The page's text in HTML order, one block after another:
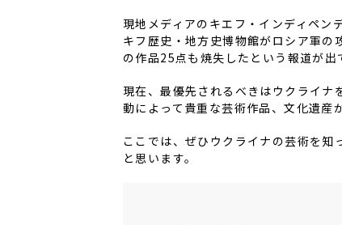
現地メディアのキエフ・インディペン
キフ歴史・地方史博物館がロシア軍の
の作品25点も焼失したという報道が出
現在、最優先されるべきはウクライ
動によって貴重な芸術作品、文化遺産
ここでは、ぜひウクライナの芸術を
と思います。